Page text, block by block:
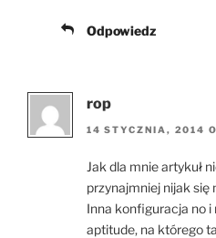
Odpowiedz
rop
14 STYCZNIA, 2014
Jak dla mnie artykuł
przynajmniej nijak się
Inna konfiguracja no
aptitude, na którego